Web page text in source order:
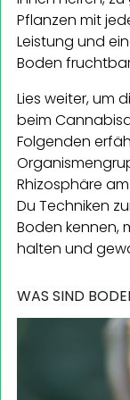
Pflanzen mit
Leistung und
Boden
Lies weiter, um
beim
Folgenden
Rhizosphäre
Du Techniken
Boden kennen,
halten und
WAS SIND